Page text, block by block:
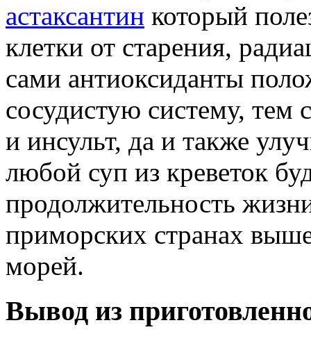
астаксантин который
клетки от старения,
сами антиоксиданты
сосудистую систему,
и инсульт, да и также
любой суп из креветок
продолжительность
приморских странах
морей.
Вывод из